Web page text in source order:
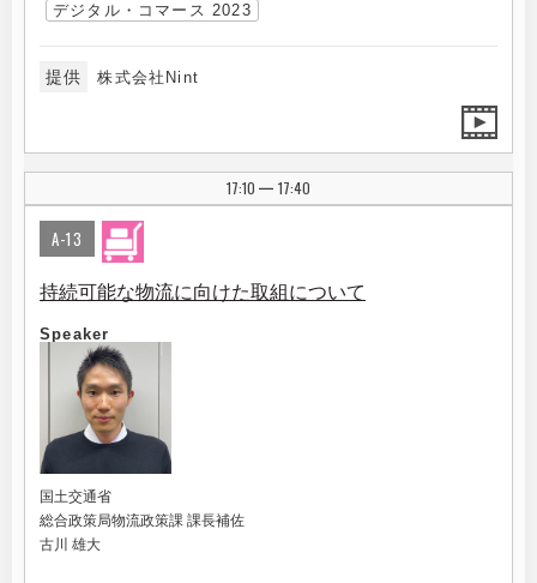
デジタル・コマース 2023
提供 株式会社Nint
17:10 | 17:40
A-13
持続可能な物流に向けた取組について
Speaker
国土交通省
総合政策局物流政策課 課長補佐
古川 雄大